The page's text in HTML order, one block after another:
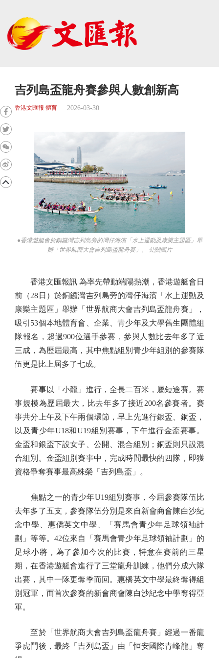
吉列島盃龍舟賽參與人數創新高
香港文匯報 體育 2026-03-30
●香港遊艇會於銅鑼灣吉列島旁的灣仔海濱「水上運動及康樂主題區」舉
辦「世界航商大會吉列島盃龍舟賽」。 公關圖片
香港文匯報訊 為率先帶動端陽熱潮，香港遊艇會日
前（28日）於銅鑼灣吉列島旁的灣仔海濱「水上運動及
康樂主題區」舉辦「世界航商大會吉列島盃龍舟賽」，
吸引53個本地體育會、企業、青少年及大學舊生團體組
隊報名，超過900位選手參賽，參與人數比去年多了近
三成，為歷屆最高，其中焦點組別青少年組別的參賽隊
伍更是比上屆多了七成。
賽事以「小龍」進行，全長二百米，屬短途賽。賽
事規模為歷屆最大，比去年多了接近200名參賽者。賽
事共分上午及下午兩個環節，早上先進行銀盃、銅盃，
以及青少年U18和U19組別賽事，下午進行金盃賽事。
金盃和銀盃下設女子、公開、混合組別；銅盃則只設混
合組別。金盃組別賽事中，完成時間最快的四隊，即獲
資格爭奪賽事最高殊榮「吉列島盃」。
焦點之一的青少年U19組別賽事，今屆參賽隊伍比
去年多了五支，參賽隊伍分別是來自新會商會陳白沙紀
念中學、惠僑英文中學、「賽馬會青少年足球領袖計
劃」等等。42位來自「賽馬會青少年足球領袖計劃」的
足球小將，為了參加今次的比賽，特意在賽前的三星
期，在香港遊艇會進行了三堂龍舟訓練，他們分成六隊
出賽，其中一隊更奪季而回。惠橋英文中學最終奪得組
別冠軍，而首次參賽的新會商會陳白沙紀念中學奪得亞
軍。
至於「世界航商大會吉列島盃龍舟賽」經過一番龍
爭虎鬥後，最終「吉列島盃」由「恒安國際青峰龍」奪